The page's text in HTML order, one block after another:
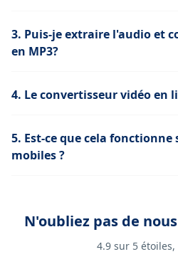
3. Puis-je extraire l'audio et
en MP3?
4. Le convertisseur vidéo en
5. Est-ce que cela fonctionne
mobiles ?
N'oubliez pas de
4.9 sur 5 étoiles,